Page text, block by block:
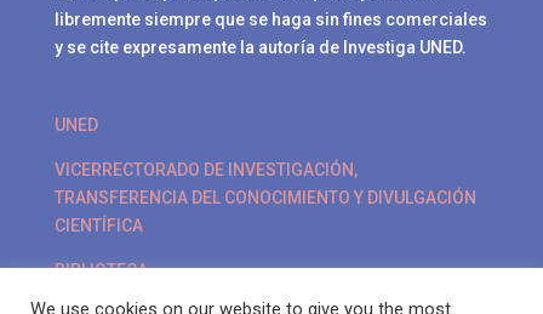
libremente siempre que se haga sin fines comerciales
y se cite expresamente la autoría de Investiga UNED.
UNED
VICERRECTORADO DE INVESTIGACIÓN,
TRANSFERENCIA DEL CONOCIMIENTO Y DIVULGACIÓN
CIENTÍFICA
BIBLIOTECA
We use cookies on our website to give you the most